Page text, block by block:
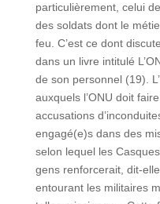
particulièrement, celui
des soldats dont le
feu. C’est ce dont
dans un livre intitulé
de son personnel (19).
auxquels l’ONU doit
accusations
engagé(e)s dans des
selon lequel les
gens renforcerait, dit-
entourant les militaires